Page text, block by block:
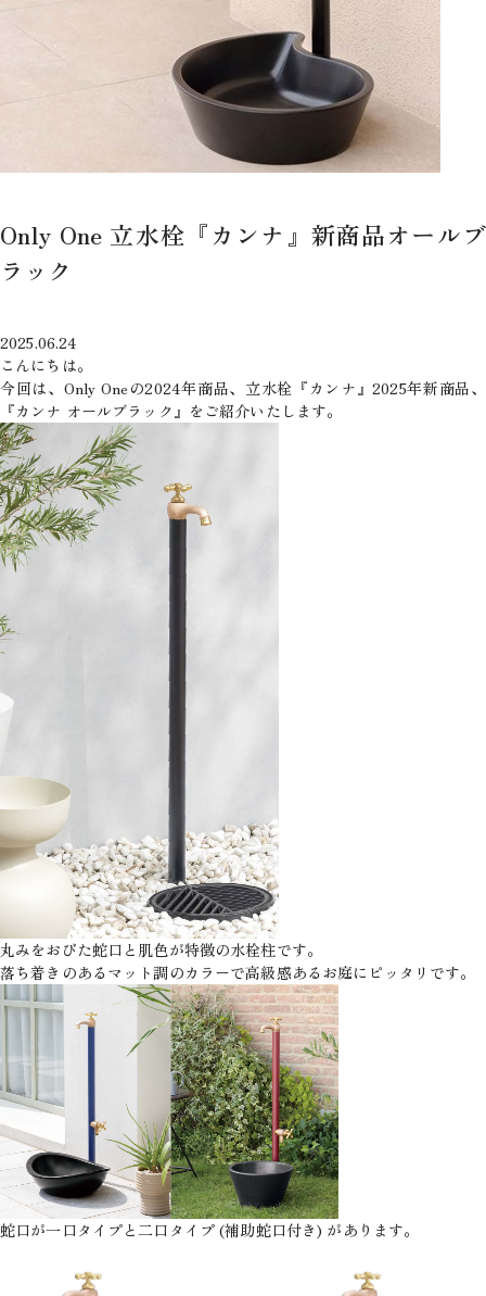
Only One 立水栓『カンナ』新商品オールブ
ラック
2025.06.24
こんにちは。
今回は、Only Oneの2024年商品、立水栓『カンナ』2025年新商品、
『カンナ オールブラック』をご紹介いたします。
丸みをおびた蛇口と肌色が特徴の水栓柱です。
落ち着きのあるマット調のカラーで高級感あるお庭にピッタリです。
蛇口が一口タイプと二口タイプ (補助蛇口付き) があります。